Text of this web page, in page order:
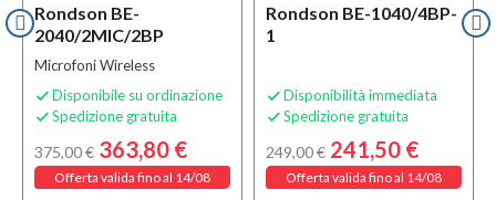
Rondson BE-
2040/2MIC/2BP
Microfoni Wireless
 Disponibile su ordinazione
 Spedizione gratuita
375,00 € 363,80 €
Offerta valida fino al 14/08
Rondson BE-1040/4BP-
1
 Disponibilità immediata
 Spedizione gratuita
249,00 € 241,50 €
Offerta valida fino al 14/08